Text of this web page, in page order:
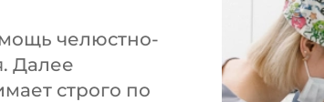
челюстно-
Далее
строго по